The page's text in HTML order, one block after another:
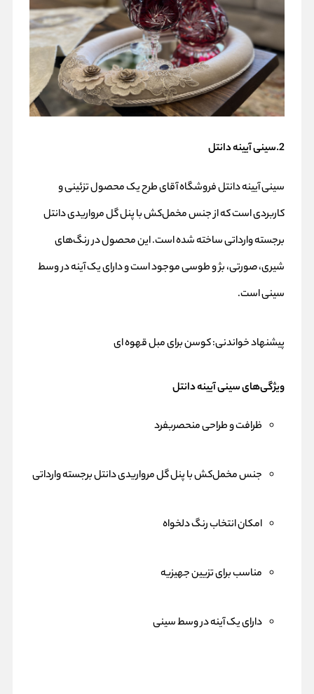
2.سینی آیینه دانتل
سینی آیینه دانتل فروشگاه آقای طرح یک محصول تزئینی و
کاربردی است که از جنس مخمل‌کش با پنل گل مرواریدی دانتل
برجسته وارداتی ساخته شده است. این محصول در رنگ‌های
شیری، صورتی، بژ و طوسی موجود است و دارای یک آینه در وسط
سینی است.
پیشنهاد خواندنی:کوسن برای مبل قهوه ای
ویژگی‌های سینی آیینه دانتل
ظرافت و طراحی منحصربفرد
جنس مخمل‌کش با پنل گل مرواریدی دانتل برجسته وارداتی
امکان انتخاب رنگ دلخواه
مناسب برای تزیین جهیزیه
دارای یک آینه در وسط سینی